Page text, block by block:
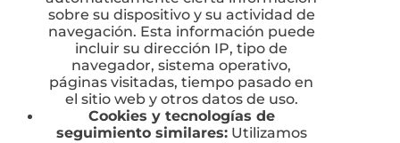
sobre su dispositivo y su actividad de
navegación. Esta información puede
incluir su dirección IP, tipo de
navegador, sistema operativo,
páginas visitadas, tiempo pasado en
el sitio web y otros datos de uso.
Cookies y tecnologías de
seguimiento similares:Utilizamos